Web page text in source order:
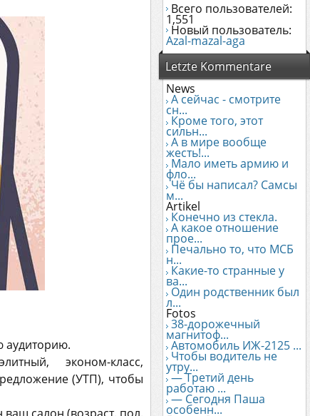
Всего пользователей:
1,551
Новый пользователь:
Azal-mazal-aga
Letzte Kommentare
News
А сейчас - смотрите
сн...
Кроме того, этот
сильн...
А в мире вообще
жесть!...
Мало иметь армию и
фло...
Чё бы написал? Самсы
м...
Artikel
Конечно из стекла.
А какое отношение
прое...
Печально то, что МСБ
н...
Какие-то странные у
ва...
Один родственник был
л...
Fotos
38-дорожечный
магнитоф...
Автомобиль ИЖ-2125 ...
Чтобы водитель не
утру...
— Третий день
работаю ...
— Сегодня Паша
особенн...
аудиторию.
эконом-класс,
(УТП), чтобы